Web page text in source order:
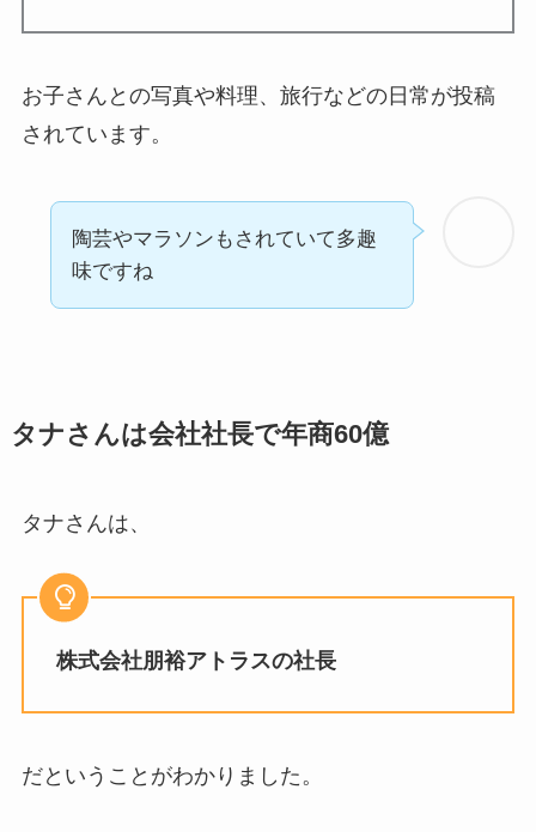
お子さんとの写真や料理、旅行などの日常が投稿
されています。
陶芸やマラソンもされていて多趣
味ですね
タナさんは会社社長で年商60億
タナさんは、
株式会社朋裕アトラスの社長
だということがわかりました。